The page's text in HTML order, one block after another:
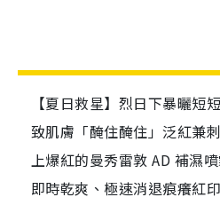
【夏日救星】烈日下暴曬短
致肌膚「醃住醃住」泛紅兼
上爆紅的曼秀雷敦 AD 補濕
即時乾爽、極速消退痕癢紅